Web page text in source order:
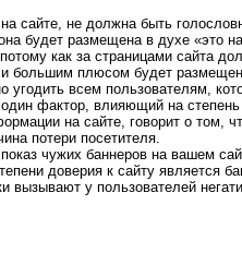
сайте, не должна быть
будет размещена в духе «это
как за страницами сайта
плюсом будет
угодить всем пользователям,
фактор, влияющий на степень
на сайте, говорит о том,
потери посетителя.
чужих баннеров на вашем
доверия к сайту является
вызывают у пользователей